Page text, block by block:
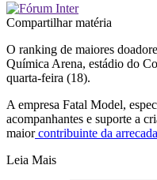
Compartilhar matéria
O ranking de maiores
Química Arena, estádio do
quarta-feira (18).
A empresa Fatal Model,
acompanhantes e suporte a
maiorcontribuinte da
Leia Mais